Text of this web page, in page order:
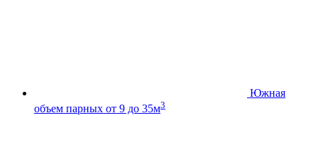
Южная
объем парных от 9 до 35м3